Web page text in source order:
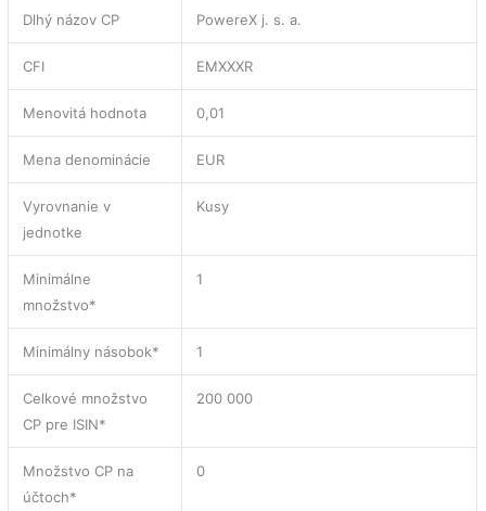
Dlhý názov CP PowereX j. s. a.
CFI EMXXXR
Menovitá hodnota 0,01
Mena denominácie EUR
Vyrovnanie v
jednotke
Kusy
Minimálne
množstvo*
1
Minimálny násobok* 1
Celkové množstvo
CP pre ISIN*
200 000
Množstvo CP na
účtoch*
0